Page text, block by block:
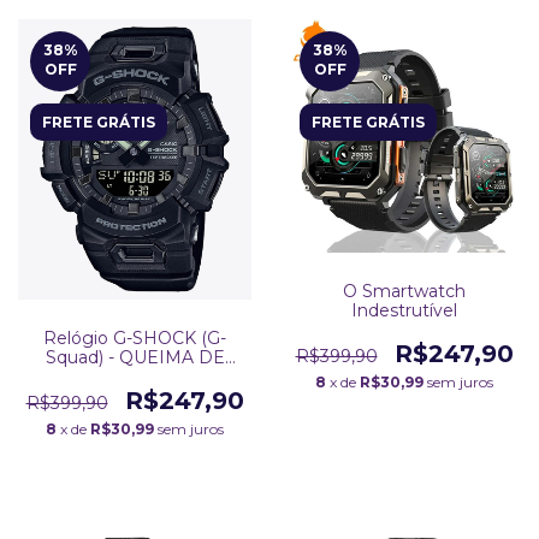
38%
OFF
FRETE GRÁTIS
Relógio G-SHOCK (G-
Squad) - QUEIMA DE
R$399,90
R$247,90
8 x de R$30,99 sem juros
38%
OFF
FRETE GRÁTIS
O Smartwatch
Indestrutível
R$399,90 R$247,90
8 x de R$30,99 sem juros